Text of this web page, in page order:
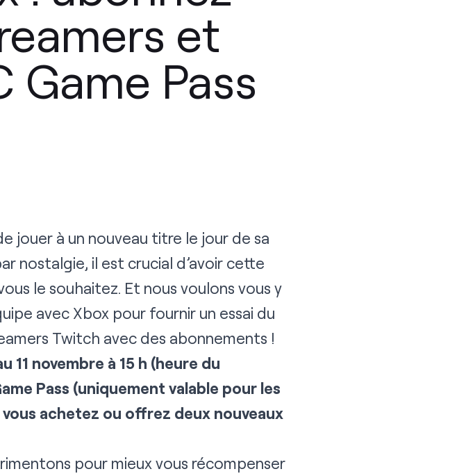
et
Game Pass
jouer à un nouveau titre le jour de sa
nostalgie, il est crucial d’avoir cette
le souhaitez. Et nous voulons vous y
avec Xbox pour fournir un essai du
Twitch avec des abonnements !
11 novembre à 15 h (heure du
Pass (uniquement valable pour les
achetez ou offrez deux nouveaux
pour mieux vous récompenser